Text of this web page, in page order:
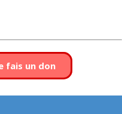
fais un don